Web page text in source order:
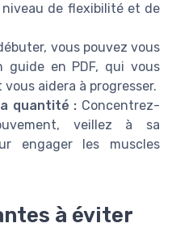
de flexibilité et de
vous pouvez vous
en PDF, qui vous
aidera à progresser.
quantité : Concentrez-
veillez à sa
engager les muscles
à éviter